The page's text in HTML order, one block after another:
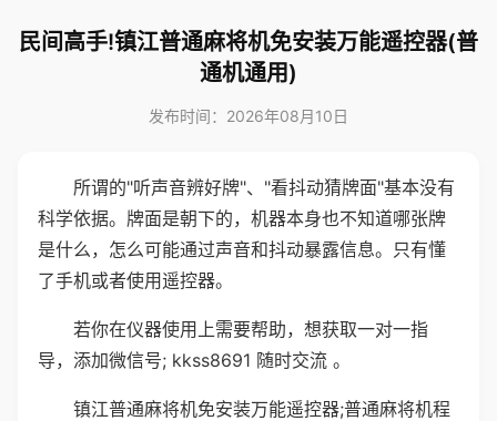
民间高手!镇江普通麻将机免安装万能遥控器(普
通机通用)
发布时间：2026年08月10日
所谓的"听声音辨好牌"、"看抖动猜牌面"基本没有
科学依据。牌面是朝下的，机器本身也不知道哪张牌
是什么，怎么可能通过声音和抖动暴露信息。只有懂
了手机或者使用遥控器。
若你在仪器使用上需要帮助，想获取一对一指
导，添加微信号; kkss8691 随时交流 。
镇江普通麻将机免安装万能遥控器;普通麻将机程